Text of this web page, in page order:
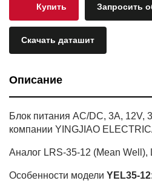
Купить Запросить
Скачать даташит
Описание
Блок питания AC/DC, 3A, 12V,
компании YINGJIAO
Аналог LRS-35-12 (Mean Well),
Особенности модели YEL35-12: